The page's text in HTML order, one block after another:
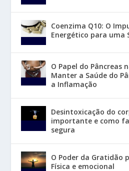
Coenzima Q10: O
Energético para uma
O Papel do Pâncreas
Manter a Saúde do
a Inflamação
Desintoxicação do
importante e como
segura
O Poder da Gratidão
Física e emocional